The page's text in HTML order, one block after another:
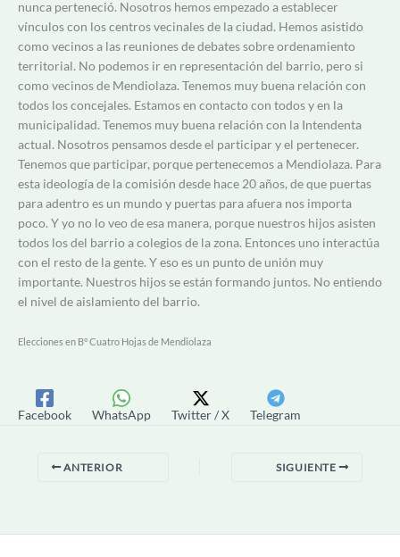
nunca perteneció. Nosotros hemos empezado a establecer
vínculos con los centros vecinales de la ciudad. Hemos asistido
como vecinos a las reuniones de debates sobre ordenamiento
territorial. No podemos ir en representación del barrio, pero si
como vecinos de Mendiolaza. Tenemos muy buena relación con
todos los concejales. Estamos en contacto con todos y en la
municipalidad. Tenemos muy buena relación con la Intendenta
actual. Nosotros pensamos desde el participar y el pertenecer.
Tenemos que participar, porque pertenecemos a Mendiolaza. Para
esta ideología de la comisión desde hace 20 años, de que puertas
para adentro es un mundo y puertas para afuera nos importa
poco. Y yo no lo veo de esa manera, porque nuestros hijos asisten
todos los del barrio a colegios de la zona. Entonces uno interactúa
con el resto de la gente. Y eso es un punto de unión muy
importante. Nuestros hijos se están formando juntos. No entiendo
el nivel de aislamiento del barrio.
Elecciones en B° Cuatro Hojas de Mendiolaza
Facebook WhatsApp Twitter / X Telegram
ANTERIOR SIGUIENTE